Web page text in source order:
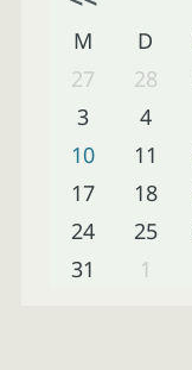
M D
27
28
3
4
10
11
17
18
24
25
31
1